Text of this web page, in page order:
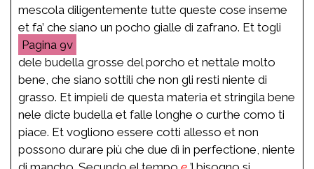
mescola diligentemente tutte queste cose inseme
et fa’ che siano un pocho gialle di zafrano. Et togli
9v
dele budella grosse del porcho et nettale molto
bene, che siano sottili che non gli resti niente di
grasso. Et impieli de questa materia et stringila bene
nele dicte budella et falle longhe o curthe como ti
piace. Et vogliono essere cotti allesso et non
possono durare più che due dì in perfectione, niente